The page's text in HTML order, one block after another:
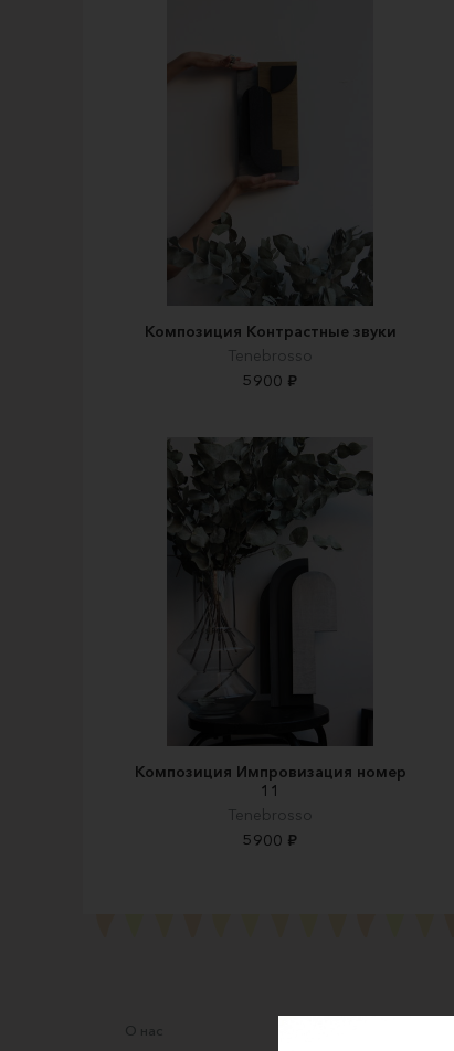
Композиция Контрастные звуки
Tenebrosso
5900 ₽
Композиция Импровизация номер
11
Tenebrosso
5900 ₽
О нас